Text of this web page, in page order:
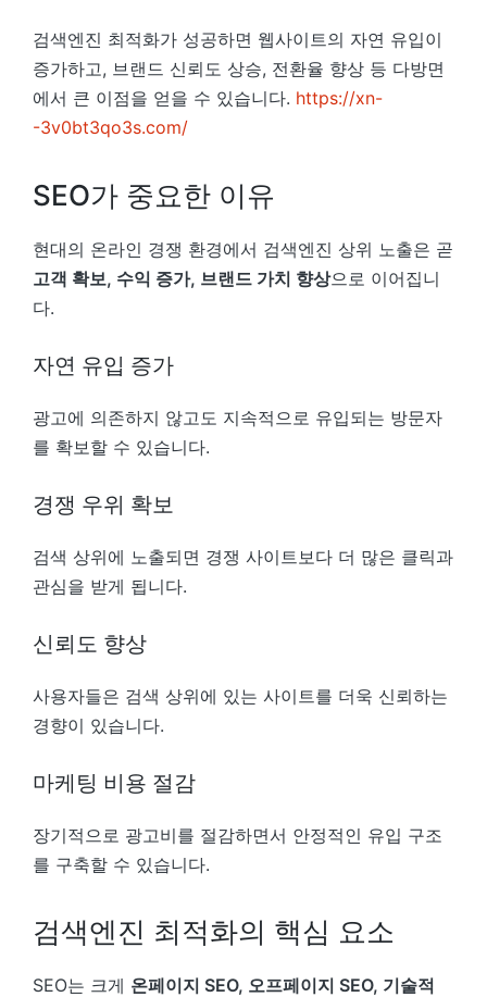
검색엔진 최적화가 성공하면 웹사이트의 자연 유입이
증가하고, 브랜드 신뢰도 상승, 전환율 향상 등 다방면
에서 큰 이점을 얻을 수 있습니다. https://xn-
-3v0bt3qo3s.com/
SEO가 중요한 이유
현대의 온라인 경쟁 환경에서 검색엔진 상위 노출은 곧
고객 확보, 수익 증가, 브랜드 가치 향상으로 이어집니
다.
자연 유입 증가
광고에 의존하지 않고도 지속적으로 유입되는 방문자
를 확보할 수 있습니다.
경쟁 우위 확보
검색 상위에 노출되면 경쟁 사이트보다 더 많은 클릭과
관심을 받게 됩니다.
신뢰도 향상
사용자들은 검색 상위에 있는 사이트를 더욱 신뢰하는
경향이 있습니다.
마케팅 비용 절감
장기적으로 광고비를 절감하면서 안정적인 유입 구조
를 구축할 수 있습니다.
검색엔진 최적화의 핵심 요소
SEO는 크게 온페이지 SEO, 오프페이지 SEO, 기술적